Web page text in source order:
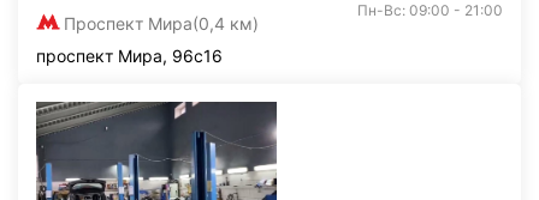
Проспект Мира(0,4 км)
Пн-Вс: 09:00 - 21:00
проспект Мира, 96с16